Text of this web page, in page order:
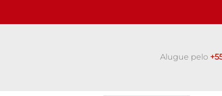
Alugue pelo